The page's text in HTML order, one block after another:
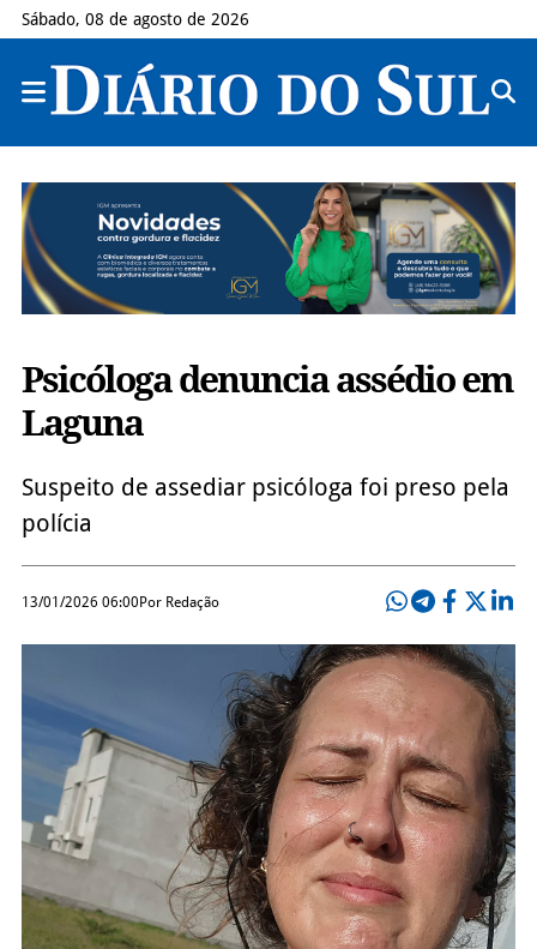
Sábado, 08 de agosto de 2026
Psicóloga denuncia assédio em
Laguna
Suspeito de assediar psicóloga foi preso pela
polícia
13/01/2026 06:00Por Redação